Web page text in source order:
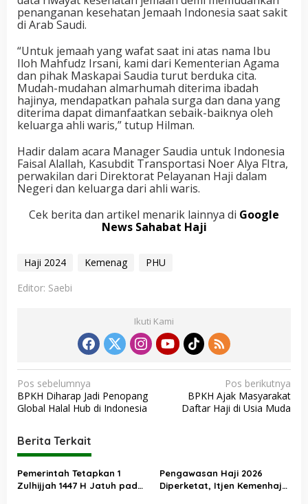
penanganan kesehatan Jemaah Indonesia saat sakit
di Arab Saudi.
“Untuk jemaah yang wafat saat ini atas nama Ibu
Iloh Mahfudz Irsani, kami dari Kementerian Agama
dan pihak Maskapai Saudia turut berduka cita.
Mudah-mudahan almarhumah diterima ibadah
hajinya, mendapatkan pahala surga dan dana yang
diterima dapat dimanfaatkan sebaik-baiknya oleh
keluarga ahli waris,” tutup Hilman.
Hadir dalam acara Manager Saudia untuk Indonesia
Faisal Alallah, Kasubdit Transportasi Noer Alya FItra,
perwakilan dari Direktorat Pelayanan Haji dalam
Negeri dan keluarga dari ahli waris.
Cek berita dan artikel menarik lainnya di Google
News Sahabat Haji
Haji 2024 Kemenag
PHU
Editor: Saebi
Ikuti Kami
N
a
i
g
a
Pos sebelumnya
BPKH Diharap Jadi Penopang
Global Halal Hub di Indonesia
Pos berikutnya
BPKH Ajak Masyarakat
Daftar Haji di Usia Muda
Berita Terkait
Pemerintah Tetapkan 1
Zulhijjah 1447 H Jatuh pada
Pengawasan Haji 2026
Diperketat, Itjen Kemenhaj